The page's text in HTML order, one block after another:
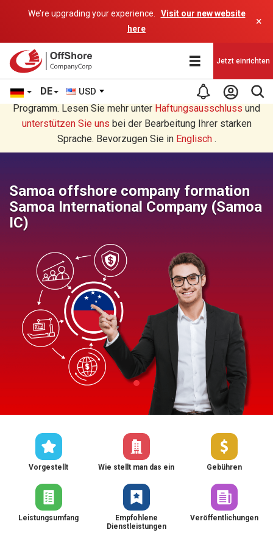
We’re upgrading your experience.
Visit our new website
here
×
DE USD
Jetzt einrichten
Sie lesen eine Deutsche Übersetzung durch ein AI-
Programm. Lesen Sie mehr unter Haftungsausschluss und
unterstützen Sie uns bei der Bearbeitung Ihrer starken
Sprache. Bevorzugen Sie in Englisch.
Samoa offshore company formation
Samoa International Company (Samoa
IC)
Vorgestellt Wie stellt man das ein Gebühren
Leistungsumfang
Empfohlene
Dienstleistungen
Veröffentlichungen